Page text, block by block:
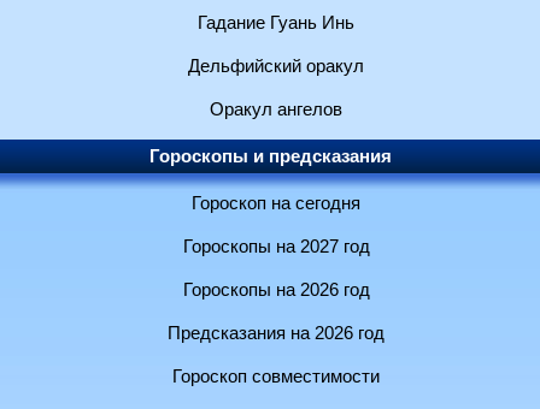
Гадание Гуань Инь
Дельфийский оракул
Оракул ангелов
Гороскопы и предсказания
Гороскоп на сегодня
Гороскопы на 2027 год
Гороскопы на 2026 год
Предсказания на 2026 год
Гороскоп совместимости